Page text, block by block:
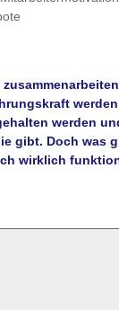
werden
gibt. Doch was
wirklich